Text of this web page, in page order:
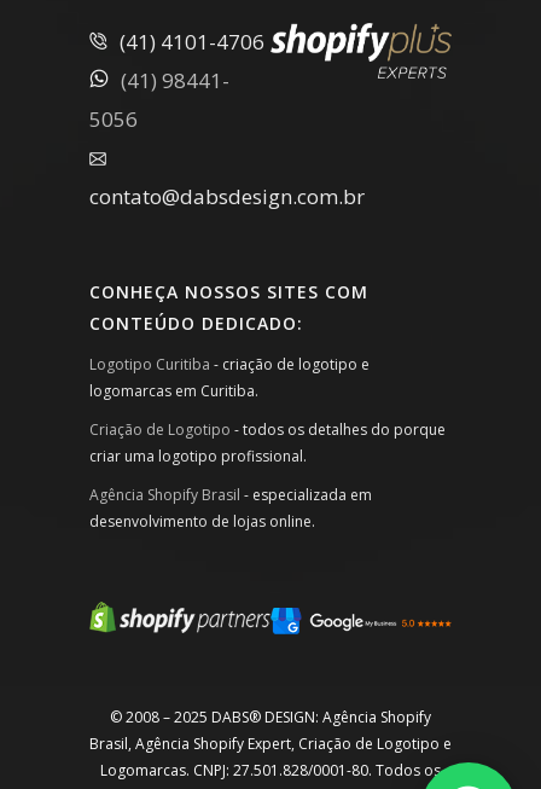
(41) 4101-4706
(41) 98441-
5056
contato@dabsdesign.com.br
CONHEÇA NOSSOS SITES COM
CONTEÚDO DEDICADO:
Logotipo Curitiba - criação de logotipo e
logomarcas em Curitiba.
Criação de Logotipo - todos os detalhes do porque
criar uma logotipo profissional.
Agência Shopify Brasil - especializada em
desenvolvimento de lojas online.
© 2008 – 2025 DABS® DESIGN: Agência Shopify
Brasil, Agência Shopify Expert, Criação de Logotipo e
Logomarcas. CNPJ: 27.501.828/0001-80. Todos os